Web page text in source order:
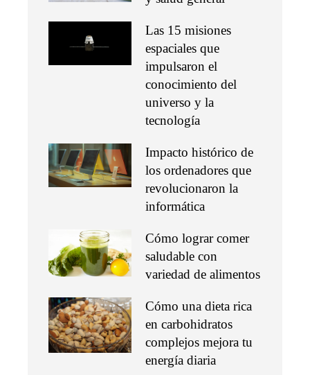
Las 15 misiones
espaciales que
impulsaron el
conocimiento del
universo y la
tecnología
Impacto histórico de
los ordenadores que
revolucionaron la
informática
Cómo lograr comer
saludable con
variedad de alimentos
Cómo una dieta rica
en carbohidratos
complejos mejora tu
energía diaria